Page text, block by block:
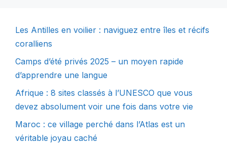
Les Antilles en voilier : naviguez entre îles et récifs
coralliens
Camps d’été privés 2025 – un moyen rapide
d’apprendre une langue
Afrique : 8 sites classés à l’UNESCO que vous
devez absolument voir une fois dans votre vie
Maroc : ce village perché dans l’Atlas est un
véritable joyau caché